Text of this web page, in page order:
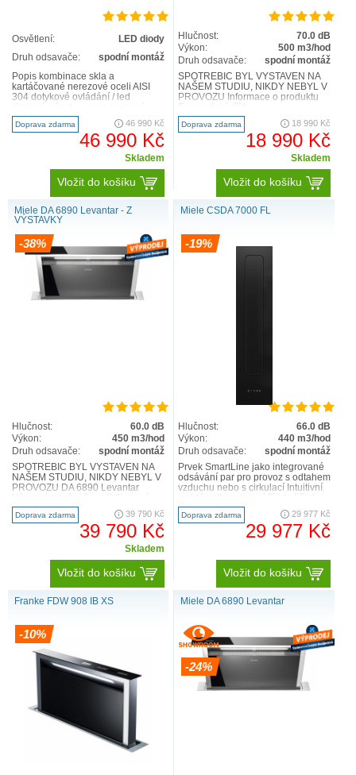
Osvětlení:
LED diody
Druh odsavače:
spodní montáž
Popis kombinace skla a
kartáčované nerezové oceli AISI
304 dotykové ovládání / led
motor / motor na těle / vyspěl..
Doprava zdarma 46 990 Kč
46 990 Kč
Skladem
Vložit do košíku
Hlučnost:
70.0 dB
Výkon:
500 m3/hod
Druh odsavače:
spodní montáž
SPOTŘEBIČ BYL VYSTAVEN NA
NAŠEM STUDIU, NIKDY NEBYL V
PROVOZU Informace o produktu
Doprava zdarma 18 990 Kč
18 990 Kč
Skladem
Vložit do košíku
Miele DA 6890 Levantar - Z
VÝSTAVKY
-38%
Hlučnost:
60.0 dB
Výkon:
450 m3/hod
Druh odsavače:
spodní montáž
SPOTŘEBIČ BYL VYSTAVEN NA
NAŠEM STUDIU, NIKDY NEBYL V
PROVOZU DA 6890 Levantar
osvětlením LED a dotykovým
ovládá..
Doprava zdarma 39 790 Kč
39 790 Kč
Skladem
Vložit do košíku
Miele CSDA 7000 FL
-19%
Hlučnost:
66.0 dB
Výkon:
440 m3/hod
Druh odsavače:
spodní montáž
Prvek SmartLine jako integrované
odsávání par pro provoz s odtahem
vzduchu nebo s cirkulací Intuitivní
SmartS..
Doprava zdarma 29 977 Kč
29 977 Kč
Vložit do košíku
Franke FDW 908 IB XS
-10%
Miele DA 6890 Levantar
-24%